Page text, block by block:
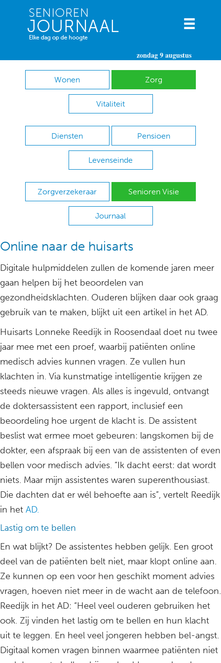
zondag 9 augustus
Wonen Zorg
Vitaliteit
Diensten Pensioen
Levenseinde
Zorgverzekeraar Senioren Visie
Journaal
Online naar de huisarts
Digitale hulpmiddelen zullen de komende jaren meer
gaan helpen bij het beoordelen van
gezondheidsklachten. Ouderen blijken daar ook graag
gebruik van te maken, blijkt uit een artikel in het AD.
Huisarts Lonneke Reedijk in Roosendaal doet nu twee
jaar mee met een proef, waarbij patiënten online
medisch advies kunnen vragen. Ze vullen hun
klachten in. Via kunstmatige intelligentie krijgen ze
steeds nieuwe vragen. Als alles is ingevuld, ontvangt
de doktersassistent een rapport, inclusief een
beoordeling hoe urgent de klacht is. De assistent
beslist wat ermee moet gebeuren: langskomen bij de
dokter, een afspraak bij een van de assistenten of even
bellen voor medisch advies. “Ik dacht eerst: dat wordt
niets. Maar mijn assistentes waren superenthousiast.
Die dachten dat er wél behoefte aan is”, vertelt Reedijk
in het AD.
Lastig om te bellen
En wat blijkt? De assistentes hebben gelijk. Een groot
deel van de patiënten belt niet, maar klopt online aan.
Ze kunnen op een voor hen geschikt moment advies
vragen, hoeven niet meer in de wacht aan de telefoon.
Reedijk in het AD: “Heel veel ouderen gebruiken het
ook. Zij vinden het lastig om te bellen en hun klacht
uit te leggen. En heel veel jongeren hebben bel-angst.
Digitaal komen vragen binnen waarmee patiënten niet